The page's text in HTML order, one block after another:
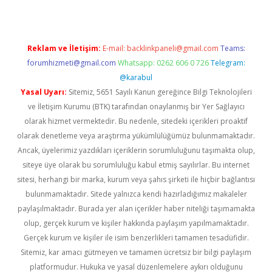
Reklam ve İletişim: E-mail: backlinkpaneli@gmail.com Teams:
forumhizmeti@gmail.com Whatsapp: 0262 606 0 726 Telegram:
@karabul
Yasal Uyarı: Sitemiz, 5651 Sayılı Kanun gereğince Bilgi Teknolojileri
ve İletişim Kurumu (BTK) tarafından onaylanmış bir Yer Sağlayıcı
olarak hizmet vermektedir. Bu nedenle, sitedeki içerikleri proaktif
olarak denetleme veya araştırma yükümlülüğümüz bulunmamaktadır.
Ancak, üyelerimiz yazdıkları içeriklerin sorumluluğunu taşımakta olup,
siteye üye olarak bu sorumluluğu kabul etmiş sayılırlar. Bu internet
sitesi, herhangi bir marka, kurum veya şahıs şirketi ile hiçbir bağlantısı
bulunmamaktadır. Sitede yalnızca kendi hazırladığımız makaleler
paylaşılmaktadır. Burada yer alan içerikler haber niteliği taşımamakta
olup, gerçek kurum ve kişiler hakkında paylaşım yapılmamaktadır.
Gerçek kurum ve kişiler ile isim benzerlikleri tamamen tesadüfidir.
Sitemiz, kar amacı gütmeyen ve tamamen ücretsiz bir bilgi paylaşım
platformudur. Hukuka ve yasal düzenlemelere aykırı olduğunu